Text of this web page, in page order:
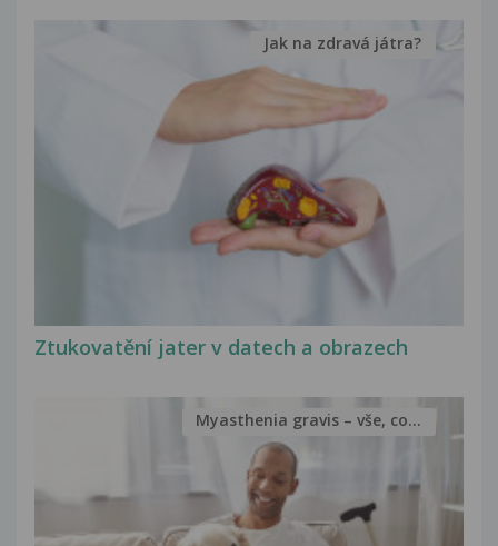
Ztukovatění jater v datech a obrazech
Jak na zdravá játra?
Myasthenia gravis – vše, co...